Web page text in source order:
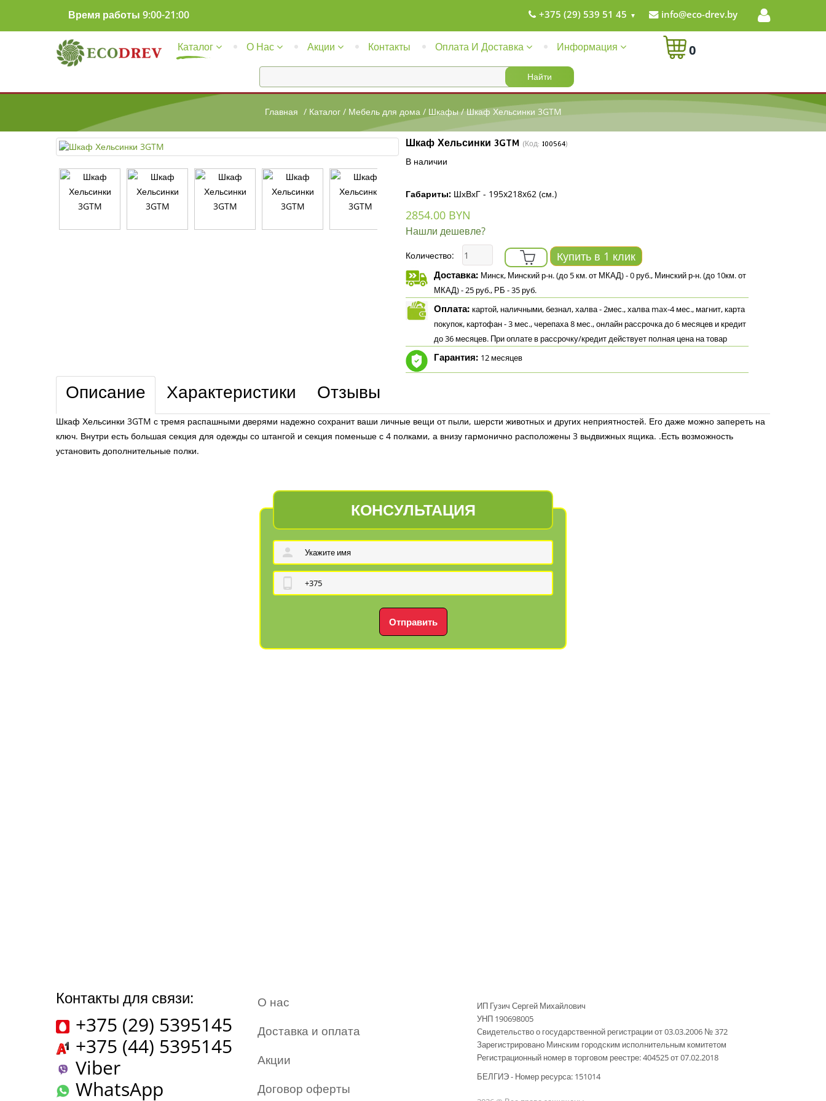
Время работы 9:00-21:00 +375 (29) 539 51 45 info@eco-drev.by
Каталог О Нас Акции Контакты Оплата И Доставка Информация 0
Главная / Каталог/ Мебель для дома/ Шкафы/Шкаф Хельсинки 3GTM
Шкаф Хельсинки 3GTM (Код: 100564)
В наличии
Габариты: ШхВхГ - 195x218x62 (см.)
2854.00 BYN
Нашли дешевле?
Количество: Купить в 1 клик
Доставка: Минск, Минский р-н. (до 5 км. от МКАД) - 0 руб., Минский р-н. (до 10км. от
МКАД) - 25 руб., РБ - 35 руб.
Оплата: картой, наличными, безнал, халва - 2мес., халва max-4 мес., магнит, карта
покупок, картофан - 3 мес., черепаха 8 мес., онлайн рассрочка до 6 месяцев и кредит
до 36 месяцев. При оплате в рассрочку/кредит действует полная цена на товар
Гарантия: 12 месяцев
Описание Характеристики Отзывы
Шкаф Хельсинки 3GTM с тремя распашными дверями надежно сохранит ваши личные вещи от пыли, шерсти животных и других неприятностей. Его даже можно запереть на
ключ. Внутри есть большая секция для одежды со штангой и секция поменьше с 4 полками, а внизу гармонично расположены 3 выдвижных ящика. .Есть возможность
установить дополнительные полки.
КОНСУЛЬТАЦИЯ
Контакты для связи:
+375 (29) 5395145
+375 (44) 5395145
Viber
WhatsApp
О нас
Доставка и оплата
Акции
Договор оферты
ИП Гузич Сергей Михайлович
УНП 190698005
Свидетельство о государственной регистрации от 03.03.2006 № 372
Зарегистрировано Минским городским исполнительным комитетом
Регистрационный номер в торговом реестре: 404525 от 07.02.2018
БЕЛГИЭ - Номер ресурса: 151014